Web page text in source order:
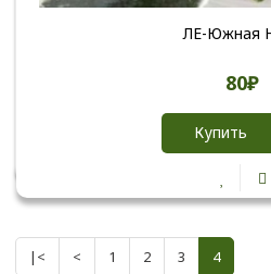
ЛЕ-Южная
80₽
Купить
|< < 1 2 3 4